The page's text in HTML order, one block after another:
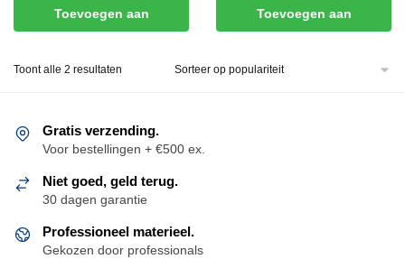
Toevoegen aan Toevoegen aan
Toont alle 2 resultaten Gesorteerd
Gratis verzending.
Voor bestellingen + €500 ex.
Niet goed, geld terug.
30 dagen garantie
Professioneel materieel.
Gekozen door professionals